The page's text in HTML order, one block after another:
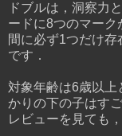
ドブルは，洞察力
ードに8つのマー
間に必ず1つだけ
です．
対象年齢は6歳以
かりの下の子はす
レビューを見ても